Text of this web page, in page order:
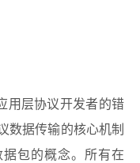
用层协议开发者的错
数据传输的核心机制
包的概念。所有在